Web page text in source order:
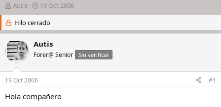
I
n
c
i
a
d
o
d
e
l
Autis
F
e
c
h
d
e
i
c
i
19 Oct 2006
Hilo cerrado
Autis
Forer@ Senior Sin verificar
19 Oct 2006 #1
Hola compañero